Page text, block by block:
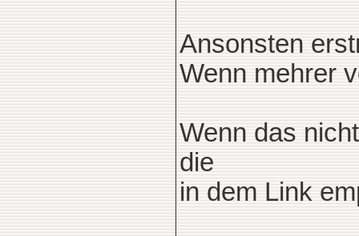
Ansonsten
Wenn mehrer
Wenn das
die
in dem Link